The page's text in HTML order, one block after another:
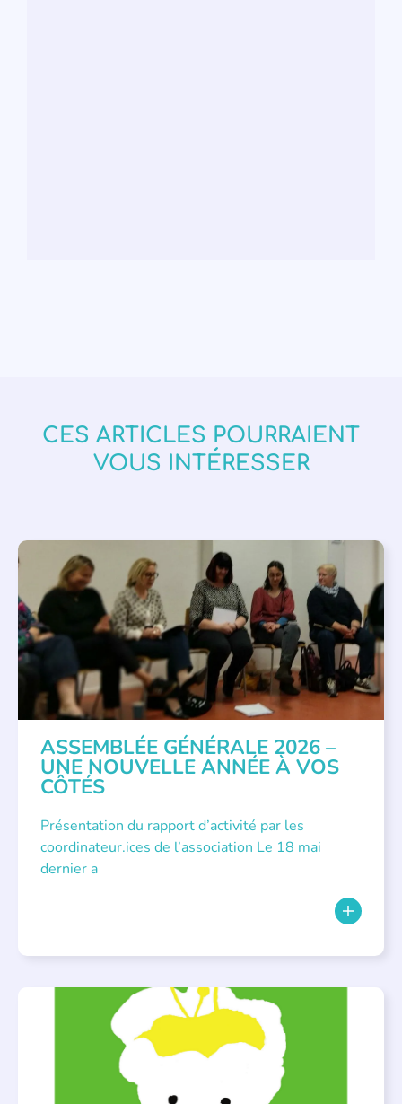
CES ARTICLES POURRAIENT
VOUS INTÉRESSER
APPEL À SOUTIEN , VIE DE L'ASSOCIATION
ASSEMBLÉE GÉNÉRALE 2026 –
UNE NOUVELLE ANNÉE À VOS
CÔTÉS
Présentation du rapport d’activité par les
coordinateur.ices de l’association Le 18 mai
dernier a
BIBLIOTHÈQUES ÉVÉNEMENTS , LECTURE INDIVIDUALISÉE
LITTÉRATURE JEUNESSE